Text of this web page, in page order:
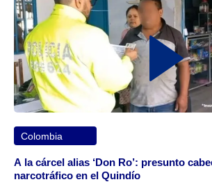
Colombia
A la cárcel alias ‘Don Ro’: presunto
narcotráfico en el Quindío